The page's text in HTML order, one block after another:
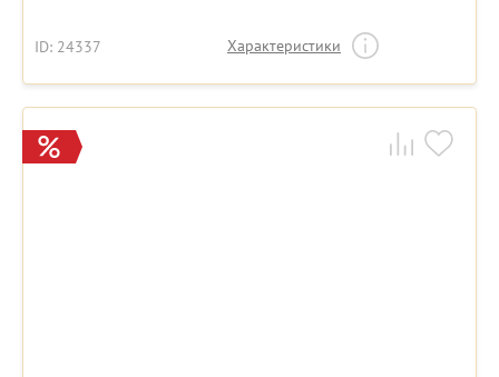
ID: 24337 Характеристики